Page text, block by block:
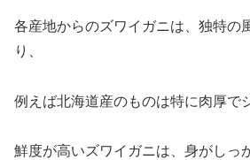
各産地からのズワイガニは、独特の
り、
例えば北海道産のものは特に肉厚で
鮮度が高いズワイガニは、身がしっ